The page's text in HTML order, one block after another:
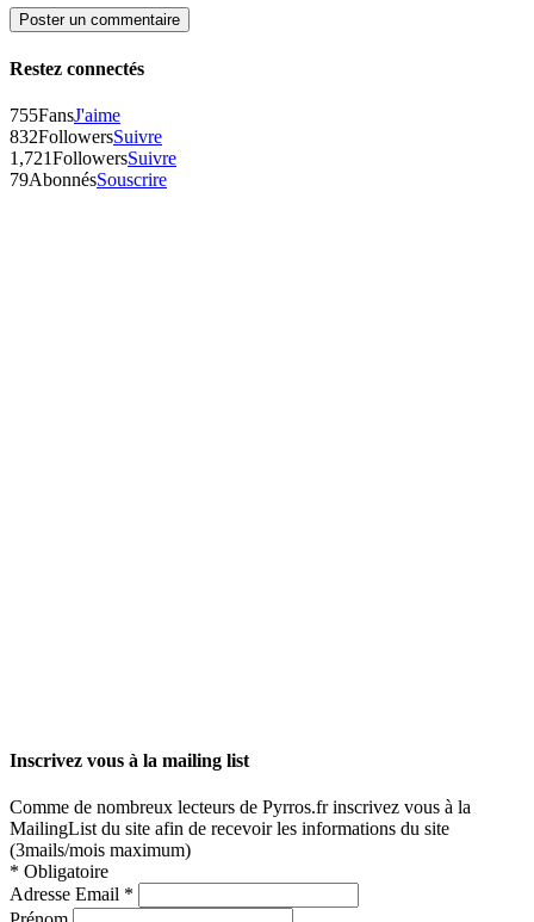
Restez connectés
755FansJ'aime
832FollowersSuivre
1,721FollowersSuivre
79AbonnésSouscrire
Inscrivez vous à la mailing list
Comme de nombreux lecteurs de Pyrros.fr inscrivez vous à la
MailingList du site afin de recevoir les informations du site
(3mails/mois maximum)
* Obligatoire
Adresse Email *